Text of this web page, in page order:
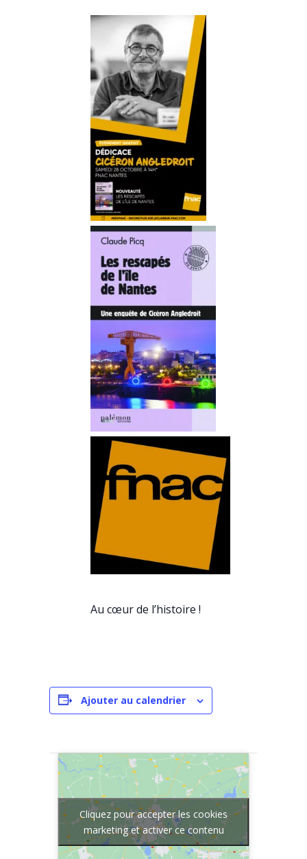
Au cœur de l’histoire !
Ajouter au calendrier
Cliquez pour accepter les cookies
marketing et activer ce contenu